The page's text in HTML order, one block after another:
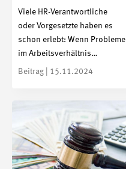
Viele HR-Verantwortliche
oder Vorgesetzte haben es
schon erlebt: Wenn Probleme
im Arbeitsverhältnis…
Beitrag | 15.11.2024